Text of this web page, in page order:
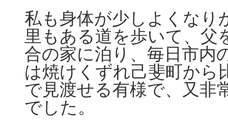
私も身体が少しよくなり
里もある道を歩いて、父
合の家に泊り、毎日市内
は焼けくずれ己斐町から
で見渡せる有様で、又非
でした。